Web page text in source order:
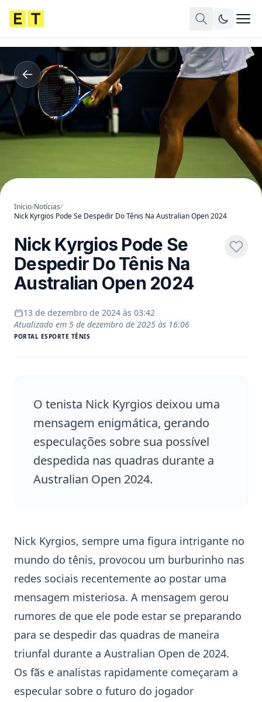
Início/Notícias/
Nick Kyrgios Pode Se Despedir Do Tênis Na Australian Open 2024
Nick Kyrgios Pode Se
Despedir Do Tênis Na
Australian Open 2024
13 de dezembro de 2024 às 03:42
Atualizado em 5 de dezembro de 2025 às 16:06
PORTAL ESPORTE TÊNIS
O tenista Nick Kyrgios deixou uma
mensagem enigmática, gerando
especulações sobre sua possível
despedida nas quadras durante a
Australian Open 2024.
Nick Kyrgios, sempre uma figura intrigante no
mundo do tênis, provocou um burburinho nas
redes sociais recentemente ao postar uma
mensagem misteriosa. A mensagem gerou
rumores de que ele pode estar se preparando
para se despedir das quadras de maneira
triunfal durante a Australian Open de 2024.
Os fãs e analistas rapidamente começaram a
especular sobre o futuro do jogador